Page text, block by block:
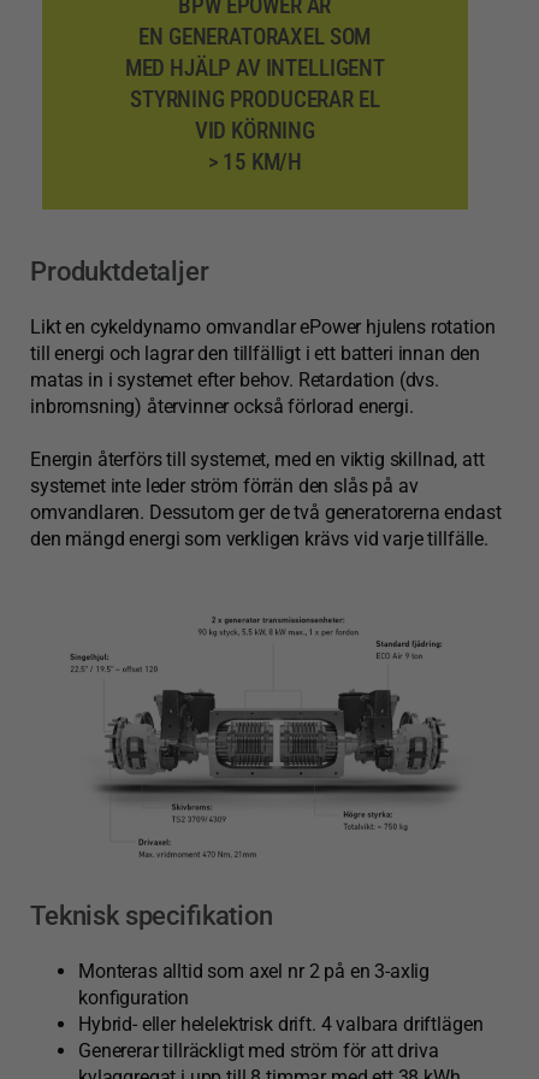
BPW EPOWER ÄR
EN GENERATORAXEL SOM
MED HJÄLP AV INTELLIGENT
STYRNING PRODUCERAR EL
VID KÖRNING
> 15 KM/H
Produktdetaljer
Likt en cykeldynamo omvandlar ePower hjulens rotation
till energi och lagrar den tillfälligt i ett batteri innan den
matas in i systemet efter behov. Retardation (dvs.
inbromsning) återvinner också förlorad energi.
Energin återförs till systemet, med en viktig skillnad, att
systemet inte leder ström förrän den slås på av
omvandlaren. Dessutom ger de två generatorerna endast
den mängd energi som verkligen krävs vid varje tillfälle.
Teknisk specifikation
Monteras alltid som axel nr 2 på en 3-axlig
konfiguration
Hybrid- eller helelektrisk drift. 4 valbara driftlägen
Genererar tillräckligt med ström för att driva